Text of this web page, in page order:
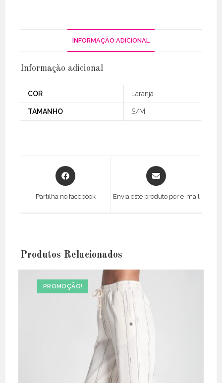
INFORMAÇÃO ADICIONAL
Informação adicional
COR Laranja
TAMANHO S/M
Opens
in
Partilha no facebook
Opens
in
Envia este produto por e-mail
Produtos Relacionados
PROMOÇÃO!